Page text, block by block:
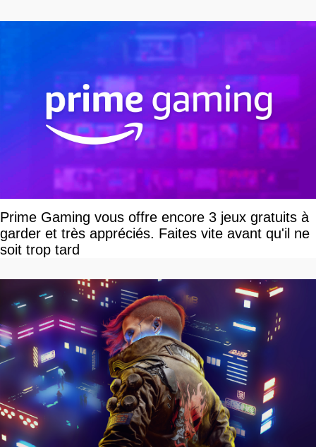
Prime Gaming vous offre encore 3 jeux gratuits à
garder et très appréciés. Faites vite avant qu'il ne
soit trop tard